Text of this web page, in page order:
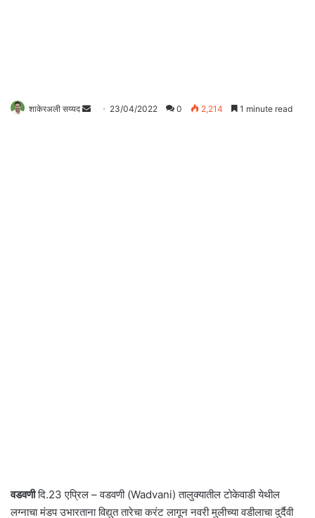
शाकेरअली सय्यद 23/04/2022 0 2,214 1 minute read
वडवणीदि.23 एप्रिल – वडवणी (Wadvani) तालुक्यातील टोकेवाडी येथील
लग्नाचा मंडप उभारताना विद्युत तारेचा करंट लागून नवरी मुलीच्या वडीलाचा दुर्दैवी